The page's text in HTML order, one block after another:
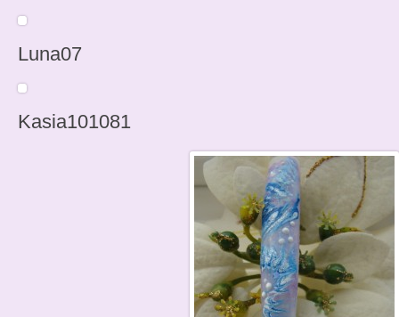
Luna07
Kasia101081